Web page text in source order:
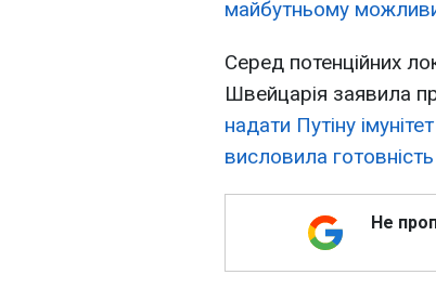
майбутньому
Серед потенційних
Швейцарія заявила
надати Путіну
висловила
Не